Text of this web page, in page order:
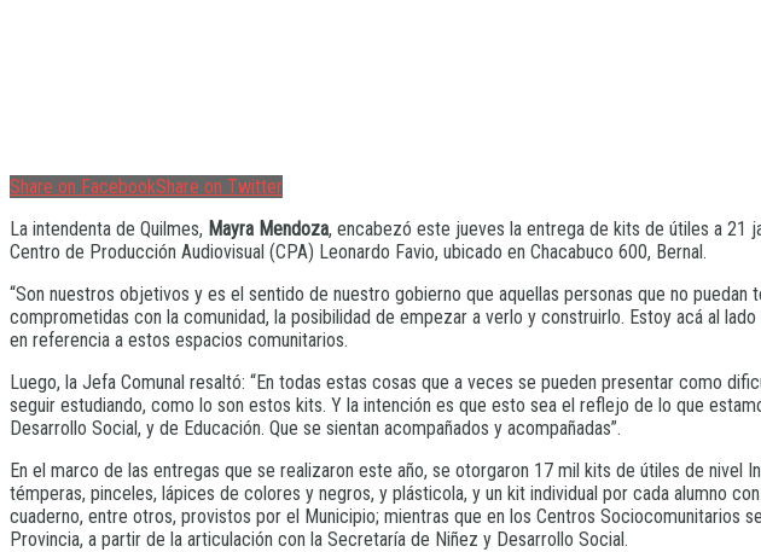
Share on FacebookShare on Twitter
La intendenta de Quilmes, Mayra Mendoza, encabezó este jueves la entrega de kits de útiles a 21
Centro de Producción Audiovisual (CPA) Leonardo Favio, ubicado en Chacabuco 600, Bernal.
“Son nuestros objetivos y es el sentido de nuestro gobierno que aquellas personas que no
comprometidas con la comunidad, la posibilidad de empezar a verlo y construirlo. Estoy acá al
en referencia a estos espacios comunitarios.
Luego, la Jefa Comunal resaltó: “En todas estas cosas que a veces se pueden presentar como
seguir estudiando, como lo son estos kits. Y la intención es que esto sea el reflejo de lo que
Desarrollo Social, y de Educación. Que se sientan acompañados y acompañadas”.
En el marco de las entregas que se realizaron este año, se otorgaron 17 mil kits de útiles de
témperas, pinceles, lápices de colores y negros, y plásticola, y un kit individual por cada alumno
cuaderno, entre otros, provistos por el Municipio; mientras que en los Centros
Provincia, a partir de la articulación con la Secretaría de Niñez y Desarrollo Social.